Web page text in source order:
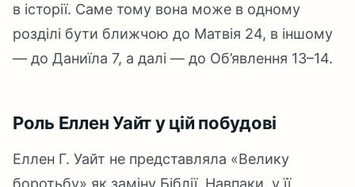
в історії. Саме тому вона може в одному
розділі бути ближчою до Матвія 24, в іншому
— до Даниїла 7, а далі — до Об’явлення 13–14.
Роль Еллен Уайт у цій побудові
Еллен Г. Уайт не представляла «Велику
боротьбу» як заміну Біблії. Навпаки, у її